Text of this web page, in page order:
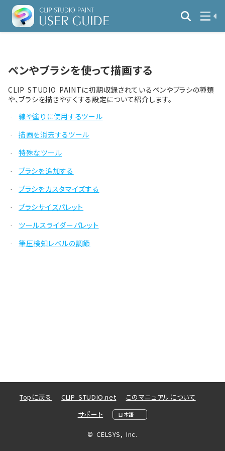
ペンやブラシを使って描画する
CLIP STUDIO PAINTに初期収録されているペンやブラシの種類
や、ブラシを描きやすくする設定について紹介します。
· 線や塗りに使用するツール
· 描画を消去するツール
· 特殊なツール
· ブラシを追加する
· ブラシをカスタマイズする
· ブラシサイズパレット
· ツールスライダーパレット
· 筆圧検知レベルの調節
Topに戻る CLIP STUDIO.net
このマニュアルについて
サポート
© CELSYS, Inc.